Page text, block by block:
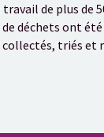
de plus de
déchets ont
triés et